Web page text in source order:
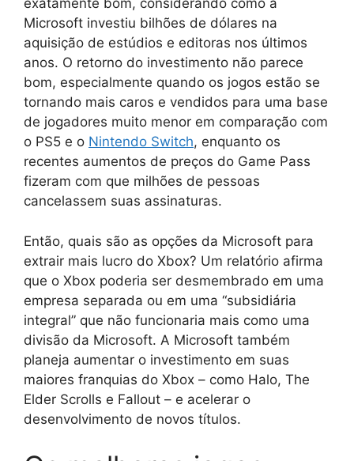
exatamente bom, considerando como a
Microsoft investiu bilhões de dólares na
aquisição de estúdios e editoras nos últimos
anos. O retorno do investimento não parece
bom, especialmente quando os jogos estão se
tornando mais caros e vendidos para uma base
de jogadores muito menor em comparação com
o PS5 e o Nintendo Switch, enquanto os
recentes aumentos de preços do Game Pass
fizeram com que milhões de pessoas
cancelassem suas assinaturas.
Então, quais são as opções da Microsoft para
extrair mais lucro do Xbox? Um relatório afirma
que o Xbox poderia ser desmembrado em uma
empresa separada ou em uma “subsidiária
integral” que não funcionaria mais como uma
divisão da Microsoft. A Microsoft também
planeja aumentar o investimento em suas
maiores franquias do Xbox – como Halo, The
Elder Scrolls e Fallout – e acelerar o
desenvolvimento de novos títulos.